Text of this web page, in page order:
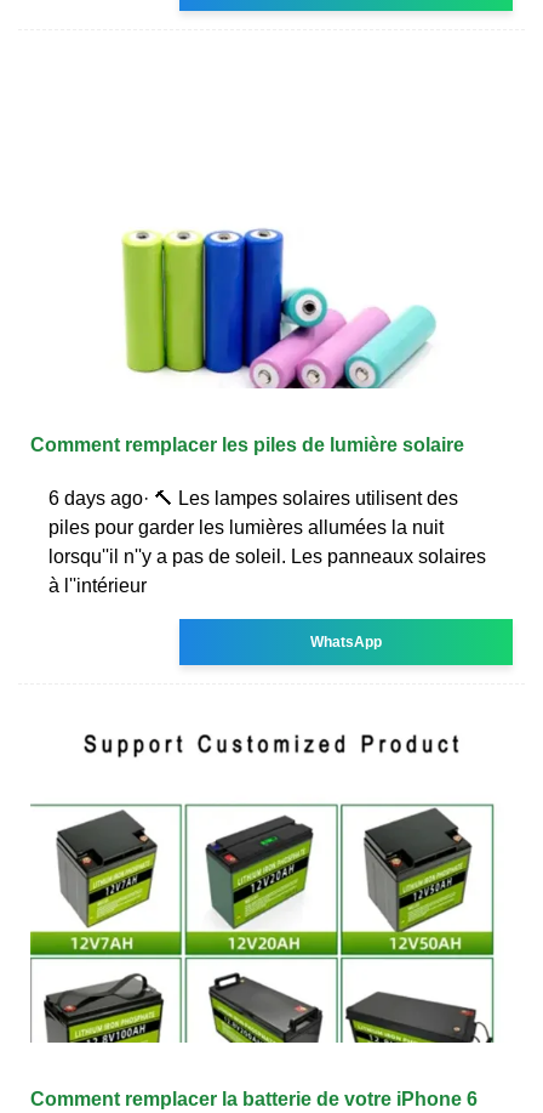
Comment remplacer les piles de lumière solaire
6 days ago· 🔨 Les lampes solaires utilisent des
piles pour garder les lumières allumées la nuit
lorsqu''il n''y a pas de soleil. Les panneaux solaires
à l''intérieur
WhatsApp
Comment remplacer la batterie de votre iPhone 6